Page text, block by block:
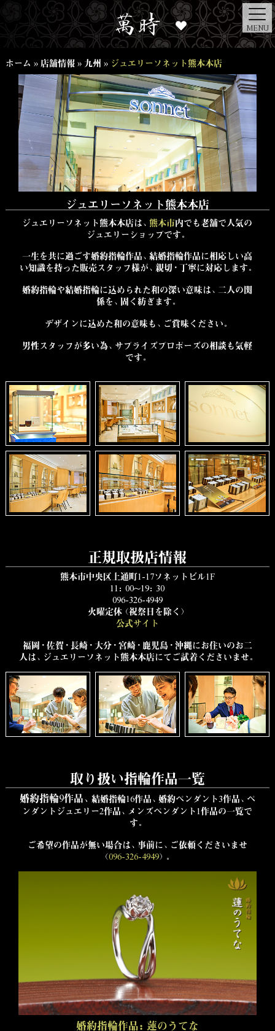
MENU
ホーム » 店舗情報 » 九州 »ジュエリーソネット熊本本店
ジュエリーソネット熊本本店
ジュエリーソネット熊本本店は、熊本市内でも老舗で人気の
ジュエリーショップです。
一生を共に過ごす婚約指輪作品、結婚指輪作品に相応しい高
い知識を持った販売スタッフ様が、親切・丁寧に対応します。
婚約指輪や結婚指輪に込められた和の深い意味は、二人の関
係を、固く紡ぎます。
デザインに込めた和の意味も、ご賞味ください。
男性スタッフが多い為、サプライズプロポーズの相談も気軽
です。
正規取扱店情報
熊本市中央区上通町1-17ソネットビル1F
11：00～19：30
096-326-4949
火曜定休（祝祭日を除く）
公式サイト
福岡・佐賀・長崎・大分・宮崎・鹿児島・沖縄にお住いのお二
人は、ジュエリーソネット熊本本店にてご試着くださいませ。
取り扱い指輪作品一覧
婚約指輪9作品、 結婚指輪16作品、婚約ペンダント3作品、ペ
ンダントジュエリー2作品、メンズペンダント1作品の一覧で
す。
ご希望の作品が無い場合は、 事前に、ご依頼くださいませ
（096-326-4949）。
婚約指輪作品：蓮のうてな